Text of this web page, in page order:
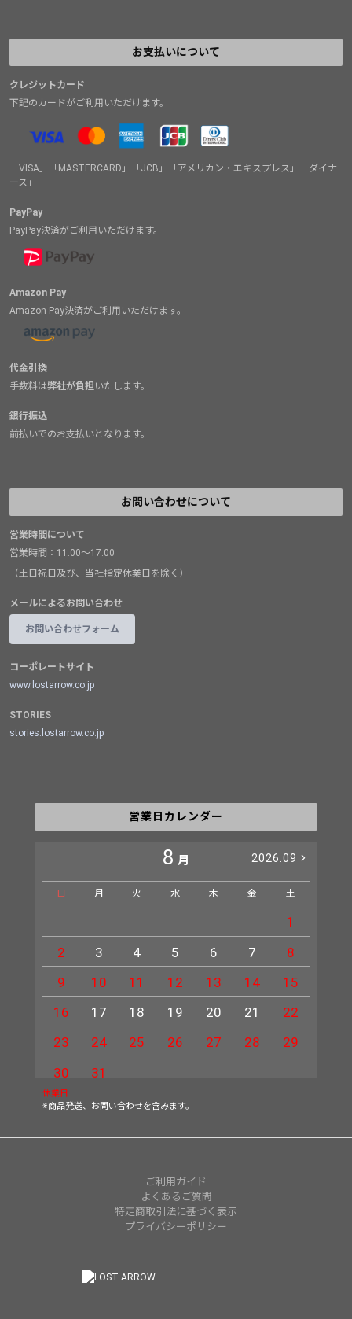
お支払いについて
クレジットカード
下記のカードがご利用いただけます。
「VISA」「MASTERCARD」「JCB」「アメリカン・エキスプレス」「ダイナ
ース」
PayPay
PayPay決済がご利用いただけます。
Amazon Pay
Amazon Pay決済がご利用いただけます。
代金引換
手数料は弊社が負担いたします。
銀行振込
前払いでのお支払いとなります。
お問い合わせについて
営業時間について
営業時間：11:00～17:00
（土日祝日及び、当社指定休業日を除く）
メールによるお問い合わせ
お問い合わせフォーム
コーポレートサイト
www.lostarrow.co.jp
STORIES
stories.lostarrow.co.jp
営業日カレンダー
8 月 2026.09
日 月 火 水 木 金 土
1
2
3 4 5 6 7
8
9
10 11 12 13 14
15
16
17 18 19 20 21
22
23
24 25 26 27 28
29
30
31
休業日
※商品発送、お問い合わせを含みます。
ご利用ガイド
よくあるご質問
特定商取引法に基づく表示
プライバシーポリシー